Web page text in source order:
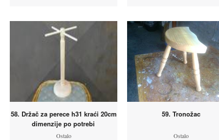
58. Držač za perece h31 kraći 20cm
dimenzije po potrebi
Ostalo
59. Tronožac
Ostalo